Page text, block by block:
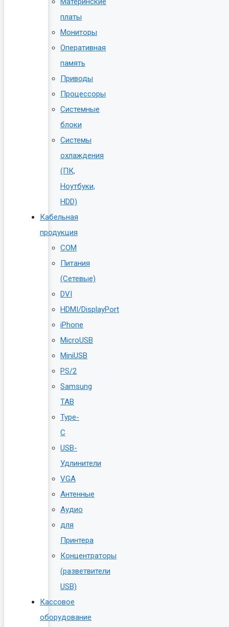
платы
Мониторы
Оперативная
память
Приводы
Процессоры
Системные
блоки
Системы
охлаждения
(ПК,
Ноутбуки,
HDD)
Кабельная
продукция
COM
Питания
(Сетевые)
DVI
HDMI/DisplayPort
iPhone
MicroUSB
MiniUSB
PS/2
Samsung
TAB
Type-
C
USB-
Удлинители
VGA
Антенные
Аудио
для
Принтера
Концентраторы
(разветвители
USB)
Кассовое
оборудование